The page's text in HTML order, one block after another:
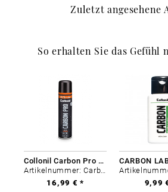
Zuletzt angesehene
So erhalten Sie das Gefühl
Collonil Carbon Pro 400 ml
Artikelnummer: Carbon-0
16,99 € *
9,99